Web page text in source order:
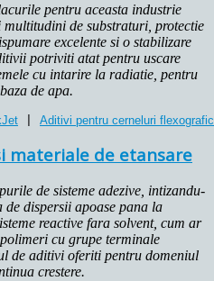
pentru aceasta industrie
multitudini de substraturi, protectie
excelente si o stabilizare
potriviti atat pentru uscare
cu intarire la radiatie, pentru
de apa.
Aditivi pentru cerneluri
materiale de etansare
de sisteme adezive, intizandu-
de dispersii apoase pana la
reactive fara solvent, cum ar
cu grupe terminale
de aditivi oferiti pentru domeniul
crestere.